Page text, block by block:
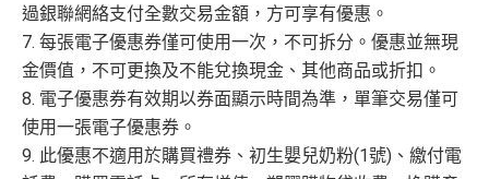
得首兩年年費豁免
八達通自動增值得0.4%回贈
增值電子錢包（Payme、八達通、Wechat Pay及Alip
ay）唔計迎新合資格簽賬
查看更多信用卡詳情及分析...
內地同澳門簽賬交易費用全免(Pulse銀聯雙幣鑽石卡尊
享)
用港幣同人民幣結賬，唔需要擔心匯率波動
食中最紅自主5X類別做到低至$4.17/里
全年簽賬高達2.4%「獎賞錢」回贈
or any discrepancy in product information, please refer to t
he financial institution’s website for the most updated versi
on. All financial products and services are presented witho
ut warranty. Additionally, this site may be compensated thr
ough third party advertisers. However, the results of our c
omparison tools which are not marked as sponsored are a
lways based on objective analysis first.
過銀聯網絡支付全數交易金額，方可享有優惠。
7. 每張電子優惠券僅可使用一次，不可拆分。優惠並無現
金價值，不可更換及不能兌換現金、其他商品或折扣。
8. 電子優惠券有效期以券面顯示時間為準，單筆交易僅可
使用一張電子優惠券。
9. 此優惠不適用於購買禮券、初生嬰兒奶粉(1號)、繳付電